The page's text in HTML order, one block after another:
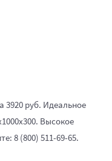
3920 руб. Идеальное
Высокое
8 (800) 511-69-65.